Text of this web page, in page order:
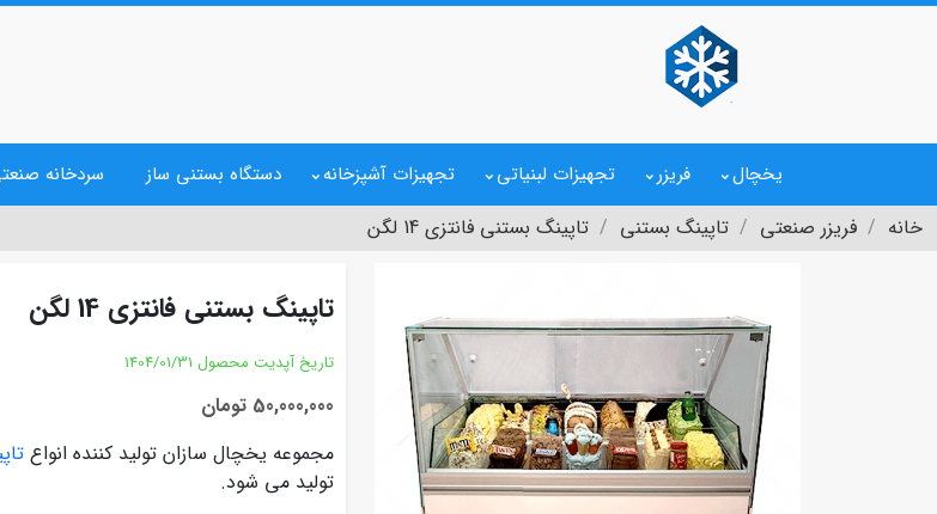
یخچال فریزر تجهیزات لبنیاتی تجهیزات آشپزخانه دستگاه بستنی ساز سردخانه
خانه فریزر صنعتی تاپینگ بستنی تاپینگ بستنی فانتزی 14 لگن
تاپینگ بستنی فانتزی 14 لگن
تاریخ آپدیت محصول 1404/01/31
50,000,000 تومان
مجموعه یخچال سازان تولید کننده انواع
تولید می شود.